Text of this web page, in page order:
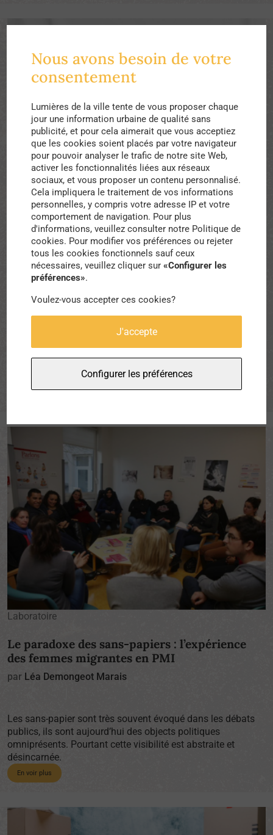
Société, Solidarité, Voix
Entretien avec Marine Cadene : « Entourage,
un réseau d’animateurs de lien social pour
lutter contre l’isolement et l’exclusion des
personnes en précarité »
Lola Roy
Depuis plus de 10 ans, l’association Entourage mène des
actions pour lutter contre l’isolement et l’exclusion sociale.
interactions, des rencontres[...]
En voir plus
Laboratoire
Le paradoxe des sans-papiers : l’expérience
des femmes migrantes en PMI
par Léa Demongeot Marais
Les sans-papier sont très souvent évoqué dans les débats
publics, ils sont aujourd’hui des objects politiques
omniprésents. Pourtant cette visibilité est abstraite et
désincarnée.
En voir plus
Nous avons besoin de votre
consentement
Lumières de la ville tente de vous proposer chaque
jour une information urbaine de qualité sans
publicité, et pour cela aimerait que vous acceptiez
que les cookies soient placés par votre navigateur
pour pouvoir analyser le trafic de notre site Web,
activer les fonctionnalités liées aux réseaux
sociaux, et vous proposer un contenu personnalisé.
Cela impliquera le traitement de vos informations
personnelles, y compris votre adresse IP et votre
comportement de navigation. Pour plus
d'informations, veuillez consulter notre Politique de
cookies. Pour modifier vos préférences ou rejeter
tous les cookies fonctionnels sauf ceux
nécessaires, veuillez cliquer sur«Configurer les
préférences».
Voulez-vous accepter ces cookies?
J'accepte
Configurer les préférences